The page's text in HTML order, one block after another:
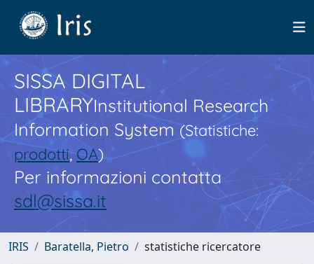
SISSA DIGITAL
LIBRARYInstitutional Research
Information System(Statistiche:
prodotti,OA)
Per informazioni contatta
sdl@sissa.it
IRIS Baratella, Pietro statistiche ricercatore